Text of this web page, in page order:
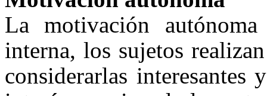
La motivación
interna, los sujetos
considerarlas